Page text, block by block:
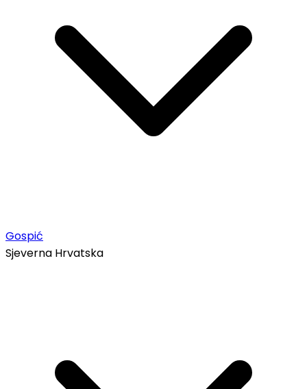
Gospić
Sjeverna Hrvatska